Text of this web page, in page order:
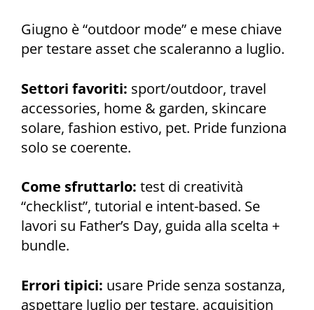
Giugno è “outdoor mode” e mese chiave
per testare asset che scaleranno a luglio.
Settori favoriti: sport/outdoor, travel
accessories, home & garden, skincare
solare, fashion estivo, pet. Pride funziona
solo se coerente.
Come sfruttarlo: test di creatività
“checklist”, tutorial e intent-based. Se
lavori su Father’s Day, guida alla scelta +
bundle.
Errori tipici: usare Pride senza sostanza,
aspettare luglio per testare, acquisition